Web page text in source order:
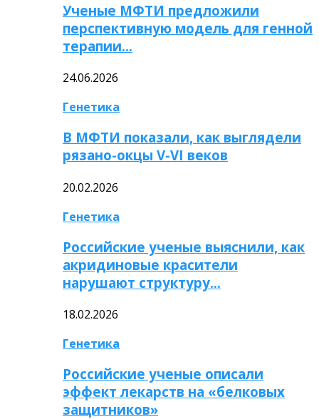
Ученые МФТИ предложили
перспективную модель для генной
терапии…
24.06.2026
Генетика
В МФТИ показали, как выглядели
рязано-окцы V-VI веков
20.02.2026
Генетика
Российские ученые выяснили, как
акридиновые красители
нарушают структуру…
18.02.2026
Генетика
Российские ученые описали
эффект лекарств на «белковых
защитников»